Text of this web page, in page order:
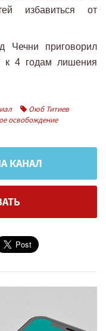
избавиться от
Чечни приговорил
к 4 годам лишения
Оюб Титиев
освобождение
КАНАЛ